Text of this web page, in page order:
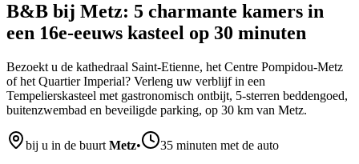
B&B bij Metz: 5 charmante kamers in
een 16e-eeuws kasteel op 30 minuten
Bezoekt u de kathedraal Saint-Etienne, het Centre Pompidou-Metz
of het Quartier Imperial? Verleng uw verblijf in een
Tempelierskasteel met gastronomisch ontbijt, 5-sterren beddengoed,
buitenzwembad en beveiligde parking, op 30 km van Metz.
bij u in de buurt Metz•
35 minuten met de auto